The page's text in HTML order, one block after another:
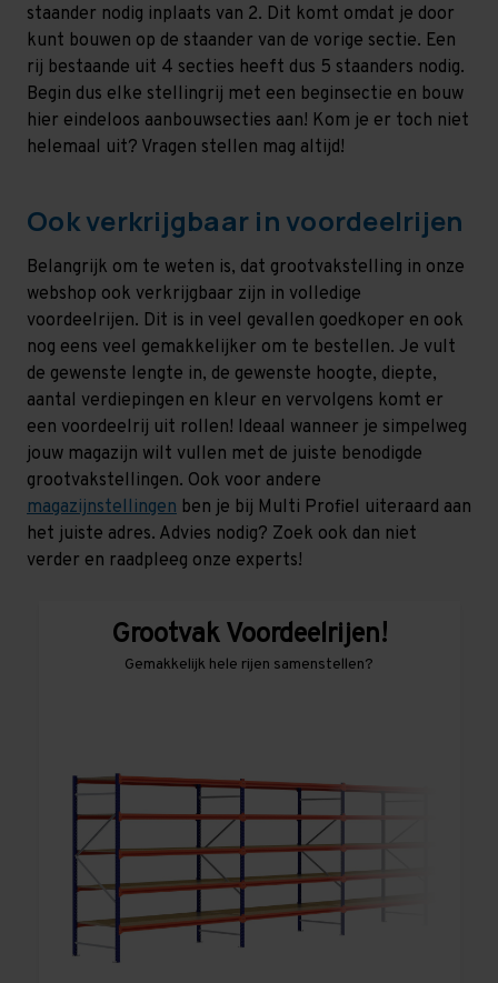
Grootvak Voordeelrijen!
Gemakkelijk hele rijen samenstellen?
staander nodig inplaats van 2. Dit komt omdat je door
kunt bouwen op de staander van de vorige sectie. Een
rij bestaande uit 4 secties heeft dus 5 staanders nodig.
Begin dus elke stellingrij met een beginsectie en bouw
hier eindeloos aanbouwsecties aan! Kom je er toch niet
helemaal uit? Vragen stellen mag altijd!
Ook verkrijgbaar in voordeelrijen
Belangrijk om te weten is, dat grootvakstelling in onze
webshop ook verkrijgbaar zijn in volledige
voordeelrijen. Dit is in veel gevallen goedkoper en ook
nog eens veel gemakkelijker om te bestellen. Je vult
de gewenste lengte in, de gewenste hoogte, diepte,
aantal verdiepingen en kleur en vervolgens komt er
een voordeelrij uit rollen! Ideaal wanneer je simpelweg
jouw magazijn wilt vullen met de juiste benodigde
grootvakstellingen. Ook voor andere
magazijnstellingen ben je bij Multi Profiel uiteraard aan
het juiste adres. Advies nodig? Zoek ook dan niet
verder en raadpleeg onze experts!